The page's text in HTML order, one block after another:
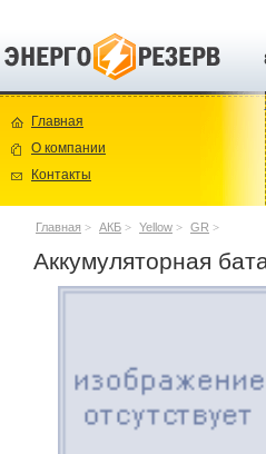
Главная
О компании
Контакты
Главная > АКБ > Yellow > GR >
Аккумуляторная